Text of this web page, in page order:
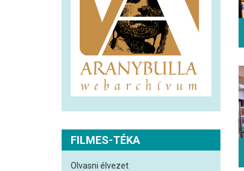
FILMES-TÉKA
Olvasni élvezet